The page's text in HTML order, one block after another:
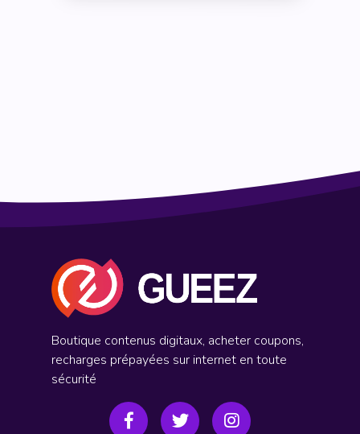
Boutique contenus digitaux, acheter coupons,
recharges prépayées sur internet en toute
sécurité